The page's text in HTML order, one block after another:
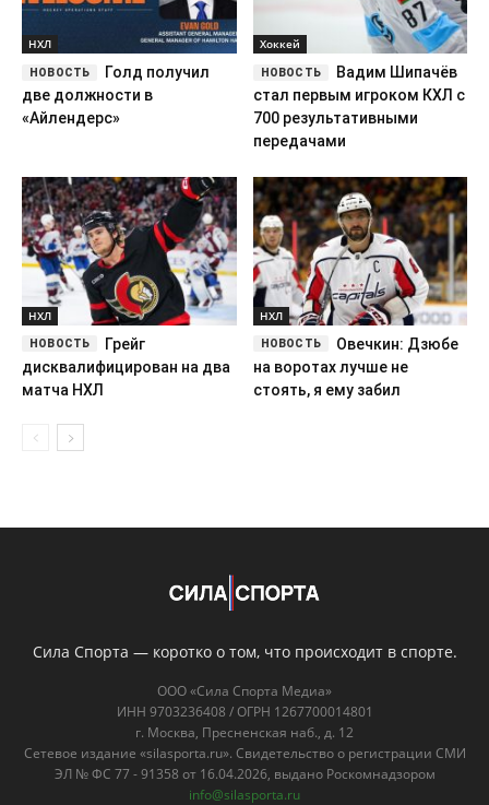
НХЛ
Голд получил
две должности в
«Айлендерс»
Хоккей
Вадим Шипачёв
стал первым игроком КХЛ с
700 результативными
передачами
НХЛ
Грейг
дисквалифицирован на два
матча НХЛ
НХЛ
Овечкин: Дзюбе
на воротах лучше не
стоять, я ему забил
Сила Спорта — коротко о том, что происходит в спорте.
ООО «Сила Спорта Медиа»
ИНН 9703236408 / ОГРН 1267700014801
г. Москва, Пресненская наб., д. 12
Сетевое издание «silasporta.ru». Свидетельство о регистрации СМИ
ЭЛ № ФС 77 - 91358 от 16.04.2026, выдано Роскомнадзором
info@silasporta.ru